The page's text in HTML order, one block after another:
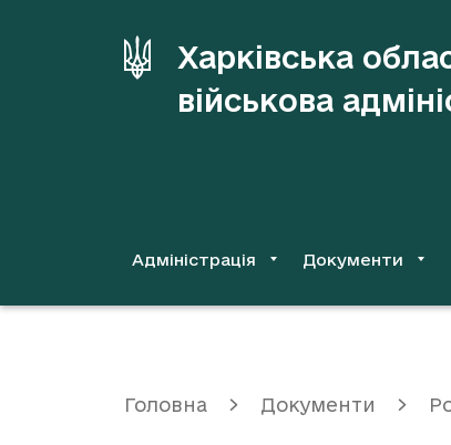
Харківська
військова
Адміністрація Документи
Головна Документи